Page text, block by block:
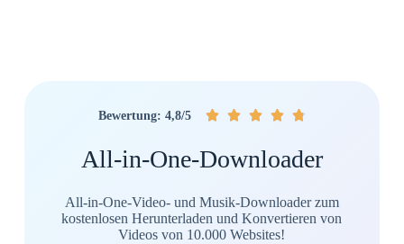
Bewertung: 4,8/5     
All-in-One-Downloader
All-in-One-Video- und Musik-Downloader zum
kostenlosen Herunterladen und Konvertieren von
Videos von 10.000 Websites!